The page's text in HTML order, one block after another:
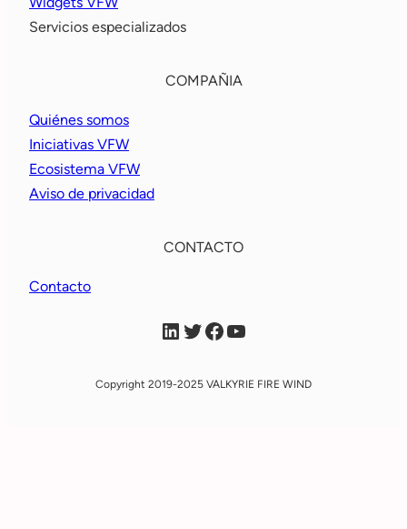
Servicios especializados
COMPAÑIA
Quiénes somos
Iniciativas VFW
Ecosistema VFW
Aviso de privacidad
CONTACTO
Contacto
VFW Linkein VFW X VFW Facebook VFW YouTube
Copyright 2019-2025 VALKYRIE FIRE WIND